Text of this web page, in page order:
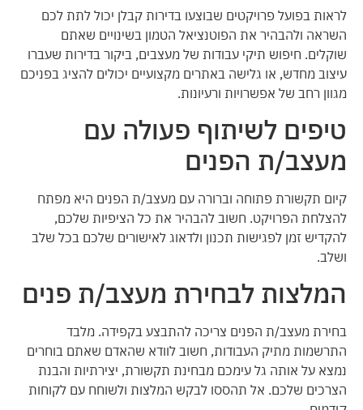
לראות בפועל פרויקטים שבוצעו בדירות קבלן יכול לתת לכם
השראה ולהבהיר את הפוטנציאל הטמון בשינויים שאתם
שוקלים. חיפוש תיקי עבודות של מעצבים, ביקור בדירות שעברו
עיצוב מחדש, או גלישה באתרים מקצועיים יכולים להציג בפניכם
מגוון רחב של אפשרויות ורעיונות.
טיפים לשיתוף פעולה עם
מעצב/ת הפנים
קיום תקשורת פתוחה וברורה עם מעצב/ת הפנים היא מפתח
להצלחת הפרויקט. חשוב להבהיר את כל הציפיות שלכם,
להקדיש זמן לפגישות תכנון ולדאוג לאישורים שלכם בכל שלב
ושלב.
המלצות לבחירת מעצב/ת פנים
בחירת מעצב/ת הפנים צריכה להתבצע בקפידה. מלבד
התרשמות מתיק העבודות, חשוב לוודא שהאדם שאתם בוחרים
נמצא על אותה גל עימכם מבחינת תקשורת, יצירתיות והבנת
הצרכים שלכם. אל תהססו לבקש המלצות ולשוחח עם לקוחות